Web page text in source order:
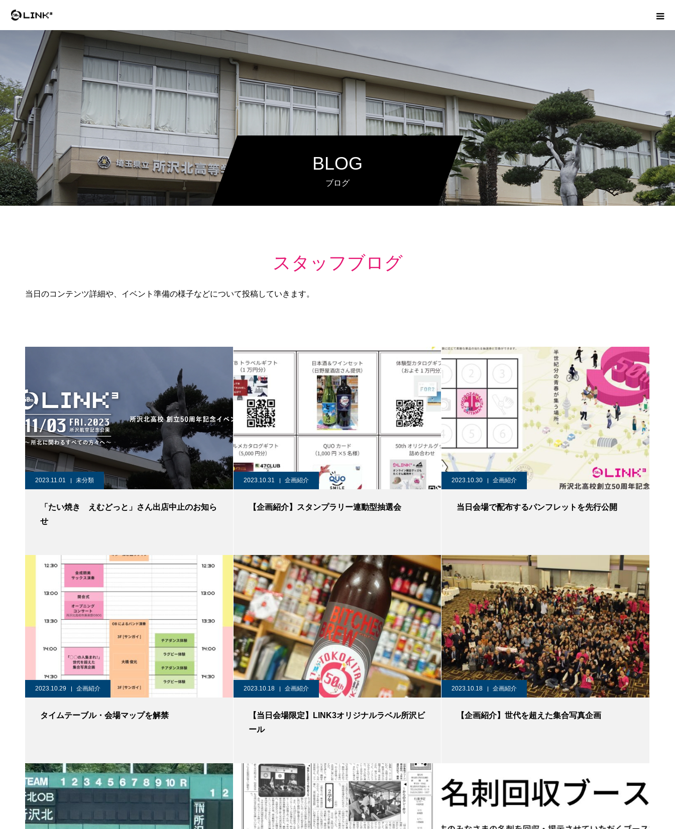
BLOG
ブログ
スタッフブログ
当日のコンテンツ詳細や、イベント準備の様子などについて投稿していきます。
2023.11.01 未分類
「たい焼き えむどっと」さん出店中止のお知ら
せ
2023.10.31 企画紹介
【企画紹介】スタンプラリー連動型抽選会
2023.10.30 企画紹介
当日会場で配布するパンフレットを先行公開
2023.10.29 企画紹介
タイムテーブル・会場マップを解禁
2023.10.18 企画紹介
【当日会場限定】LINK3オリジナルラベル所沢ビ
ール
2023.10.18 企画紹介
【企画紹介】世代を超えた集合写真企画